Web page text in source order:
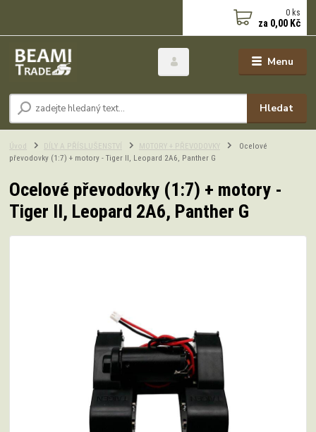
Menu
Hledat
0 ks
za 0,00 Kč
Úvod DÍLY A PŘÍSLUŠENSTVÍ MOTORY + PŘEVODOVKY
Ocelové
převodovky (1:7) + motory - Tiger II, Leopard 2A6, Panther G
Ocelové převodovky (1:7) + motory -
Tiger II, Leopard 2A6, Panther G